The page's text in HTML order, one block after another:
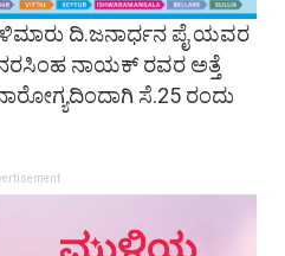
ದಿ.ಜನಾರ್ಧನ ಪೈ ಯವರ
ನರಸಿಂಹ ನಾಯಕ್ ರವರ ಅತ್ತೆ
ಸೆ.25 ರಂದು